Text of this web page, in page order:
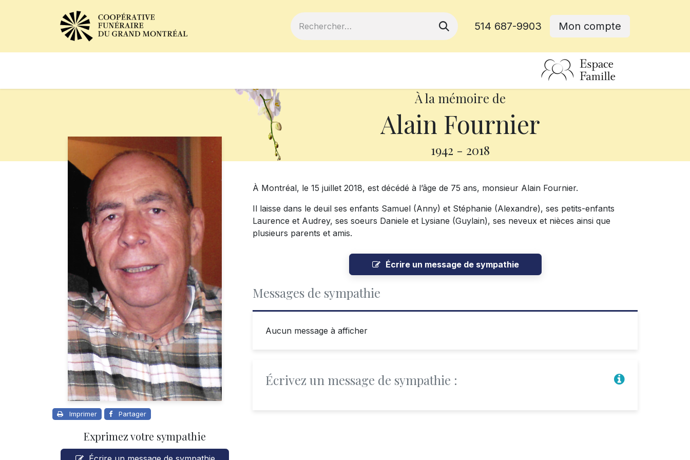
514 687-9903 Mon compte
À la mémoire de
Alain Fournier
1942 - 2018
Imprimer Partager
Exprimez votre sympathie
À Montréal, le 15 juillet 2018, est décédé à l’âge de 75 ans, monsieur Alain Fournier.
Il laisse dans le deuil ses enfants Samuel (Anny) et Stéphanie (Alexandre), ses petits-enfants
Laurence et Audrey, ses soeurs Daniele et Lysiane (Guylain), ses neveux et nièces ainsi que
plusieurs parents et amis.
Écrire un message de sympathie
Messages de sympathie
Aucun message à afficher
Écrivez un message de sympathie :